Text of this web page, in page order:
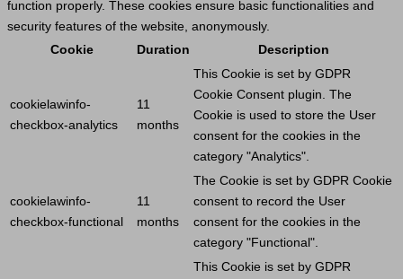
function properly. These cookies ensure basic functionalities and
security features of the website, anonymously.
Cookie
Duration Description
cookielawinfo-
checkbox-analytics
11
months
This Cookie is set by GDPR
Cookie Consent plugin. The
Cookie is used to store the User
consent for the cookies in the
category "Analytics".
cookielawinfo-
checkbox-functional
11
months
The Cookie is set by GDPR Cookie
consent to record the User
consent for the cookies in the
category "Functional".
This Cookie is set by GDPR